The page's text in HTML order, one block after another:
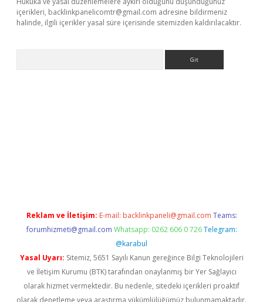
içerikleri, backlinkpanelicomtr@gmail.com adresine bildirmeniz
halinde, ilgili içerikler yasal süre içerisinde sitemizden kaldırılacaktır.
Reklam ve İletişim: E-mail: backlinkpaneli@gmail.com Teams:
forumhizmeti@gmail.com Whatsapp: 0262 606 0 726 Telegram:
@karabul
Yasal Uyarı: Sitemiz, 5651 Sayılı Kanun gereğince Bilgi Teknolojileri
ve İletişim Kurumu (BTK) tarafından onaylanmış bir Yer Sağlayıcı
olarak hizmet vermektedir. Bu nedenle, sitedeki içerikleri proaktif
olarak denetleme veya araştırma yükümlülüğümüz bulunmamaktadır.